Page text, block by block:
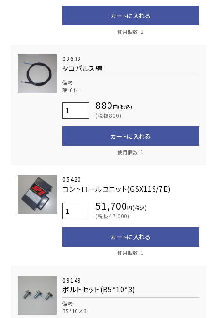
カートに入れる
使用個数：2
02632
タコパルス線
備考
端子付
880円(税込)
(税抜 800)
カートに入れる
使用個数：1
05420
コントロールユニット(GSX11S/7E)
51,700円(税込)
(税抜 47,000)
カートに入れる
使用個数：1
09149
ボルトセット(B5*10*3)
備考
B5*10×3